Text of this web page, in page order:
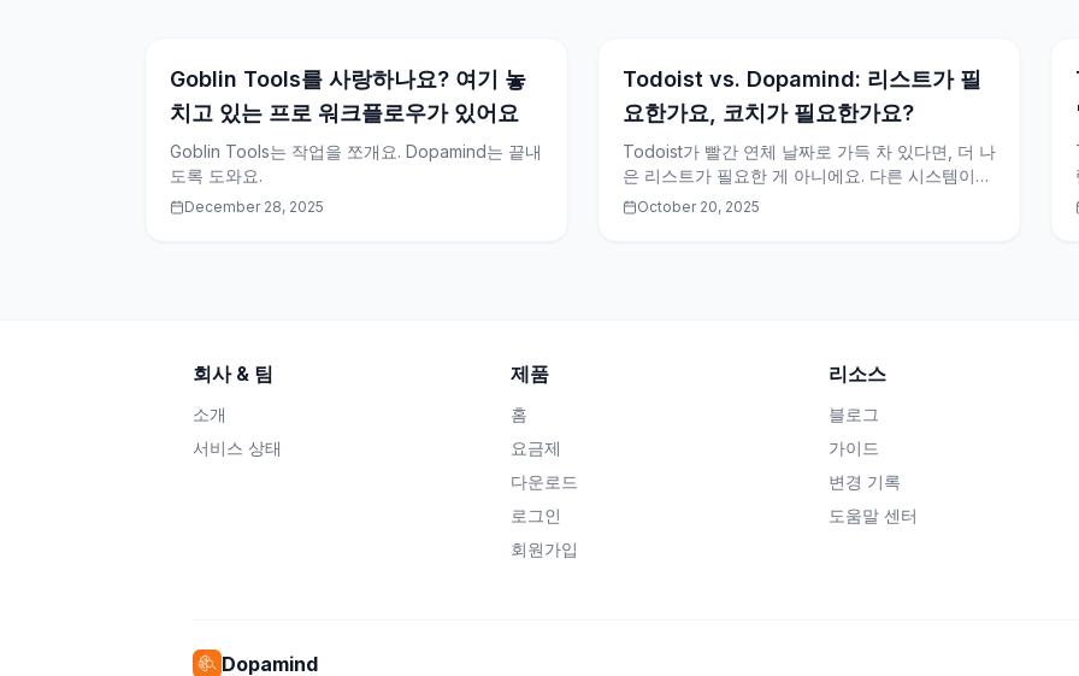
Goblin Tools를 사랑하나요? 여기 놓
치고 있는 프로 워크플로우가 있어요
Goblin Tools는 작업을 쪼개요. Dopamind는 끝내
도록 도와요.
December 28, 2025
Todoist vs. Dopamind: 리스트가 필
요한가요, 코치가 필요한가요?
Todoist가 빨간 연체 날짜로 가득 차 있다면, 더 나
은 리스트가 필요한 게 아니에요. 다른 시스템이
필요해요.
October 20, 2025
회사 & 팀
소개
서비스 상태
제품
홈
요금제
다운로드
로그인
회원가입
리소스
블로그
가이드
변경 기록
도움말 센터
Dopamind